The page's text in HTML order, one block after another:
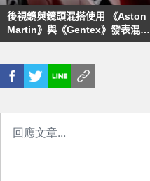
後視鏡與鏡頭混搭使用 《Aston
Martin》與《Gentex》發表混合
式攝影監控系統